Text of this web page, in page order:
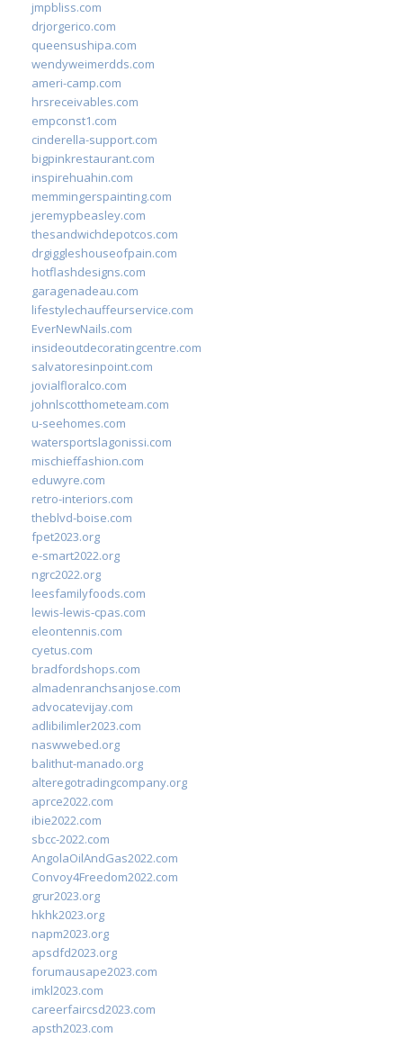
jmpbliss.com
drjorgerico.com
queensushipa.com
wendyweimerdds.com
ameri-camp.com
hrsreceivables.com
empconst1.com
cinderella-support.com
bigpinkrestaurant.com
inspirehuahin.com
memmingerspainting.com
jeremypbeasley.com
thesandwichdepotcos.com
drgiggleshouseofpain.com
hotflashdesigns.com
garagenadeau.com
lifestylechauffeurservice.com
EverNewNails.com
insideoutdecoratingcentre.com
salvatoresinpoint.com
jovialfloralco.com
johnlscotthometeam.com
u-seehomes.com
watersportslagonissi.com
mischieffashion.com
eduwyre.com
retro-interiors.com
theblvd-boise.com
fpet2023.org
e-smart2022.org
ngrc2022.org
leesfamilyfoods.com
lewis-lewis-cpas.com
eleontennis.com
cyetus.com
bradfordshops.com
almadenranchsanjose.com
advocatevijay.com
adlibilimler2023.com
naswwebed.org
balithut-manado.org
alteregotradingcompany.org
aprce2022.com
ibie2022.com
sbcc-2022.com
AngolaOilAndGas2022.com
Convoy4Freedom2022.com
grur2023.org
hkhk2023.org
napm2023.org
apsdfd2023.org
forumausape2023.com
imkl2023.com
careerfaircsd2023.com
apsth2023.com